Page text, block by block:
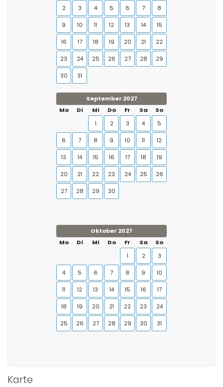
2 3 4 5 6 7 8
9 10 11 12 13 14 15
16 17 18 19 20 21 22
23 24 25 26 27 28 29
30 31
September 2027
Mo
Di Mi Do Fr Sa
So
1
2 3 4 5
6 7 8 9 10 11 12
13 14 15 16 17 18 19
20 21 22 23 24 25 26
27 28 29 30
Oktober 2027
Mo
Di Mi Do Fr Sa
So
1
2 3
4 5 6 7 8 9 10
11 12 13 14 15 16 17
18 19 20 21 22 23 24
25 26 27 28 29 30 31
Karte